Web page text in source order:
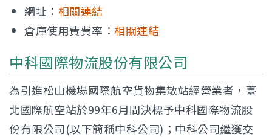
網址： 相關連結
倉庫使用費費率： 相關連結
中科國際物流股份有限公司
為引進松山機場國際航空貨物集散站經營業者，臺
北國際航空站於99年6月間決標予中科國際物流股
份有限公司(以下簡稱中科公司)；中科公司繼獲交